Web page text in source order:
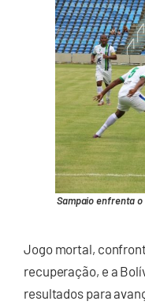
Sampaio enfrenta o
Jogo mortal,
recuperação, e a
resultados para